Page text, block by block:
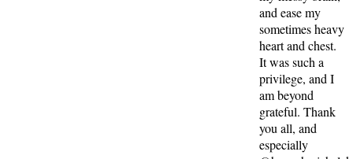
and ease my
sometimes heavy
heart and chest.
It was such a
privilege, and I
am beyond
grateful. Thank
you all, and
especially